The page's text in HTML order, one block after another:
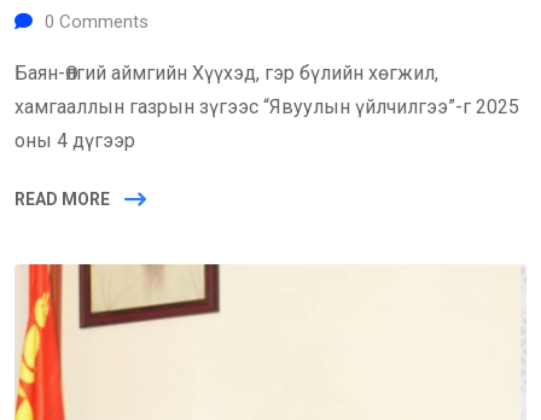
0 Comments
Баян-Өлгий аймгийн Хүүхэд, гэр бүлийн хөгжил,
хамгааллын газрын зүгээс “Явуулын үйлчилгээ”-г 2025
оны 4 дүгээр
READ MORE